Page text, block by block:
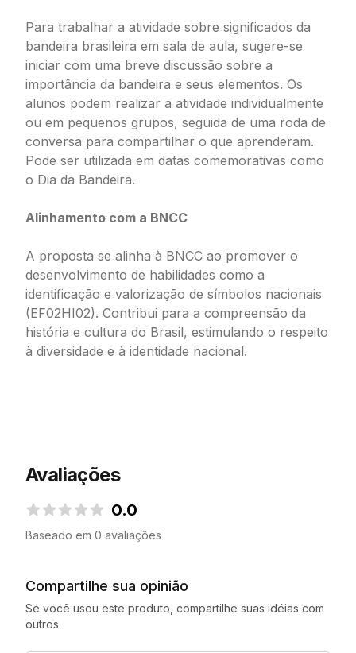
Para trabalhar a atividade sobre significados da
bandeira brasileira em sala de aula, sugere-se
iniciar com uma breve discussão sobre a
importância da bandeira e seus elementos. Os
alunos podem realizar a atividade individualmente
ou em pequenos grupos, seguida de uma roda de
conversa para compartilhar o que aprenderam.
Pode ser utilizada em datas comemorativas como
o Dia da Bandeira.
Alinhamento com a BNCC
A proposta se alinha à BNCC ao promover o
desenvolvimento de habilidades como a
identificação e valorização de símbolos nacionais
(EF02HI02). Contribui para a compreensão da
história e cultura do Brasil, estimulando o respeito
à diversidade e à identidade nacional.
Avaliações
0.0
Baseado em 0 avaliações
Compartilhe sua opinião
Se você usou este produto, compartilhe suas idéias com
outros